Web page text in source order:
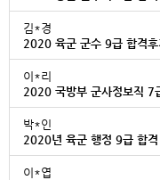
김*경
2020 육군 군수 9급 합격
이*리
2020 국방부 군사정보직 7
박*인
2020년 육군 행정 9급 합
이*엽